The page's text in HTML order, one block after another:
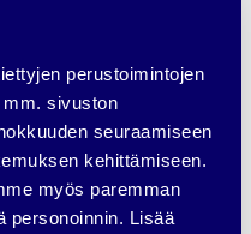
perustoimintojen
sivuston
seuraamiseen
kehittämiseen.
myös paremman
personoinnin. Lisää
tuloksia
yksi asia:sisältö ei
rakentaa ymmärrystä ja
mittareiden tulee
mitataan. Ensimmäinen
ja mitkä sisällöt